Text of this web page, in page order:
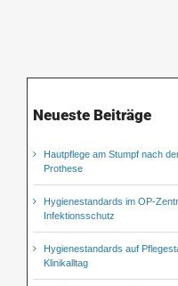
Neueste Beiträge
Hautpflege am Stumpf nach
Prothese
Hygienestandards im OP-
Infektionsschutz
Hygienestandards auf
Klinikalltag